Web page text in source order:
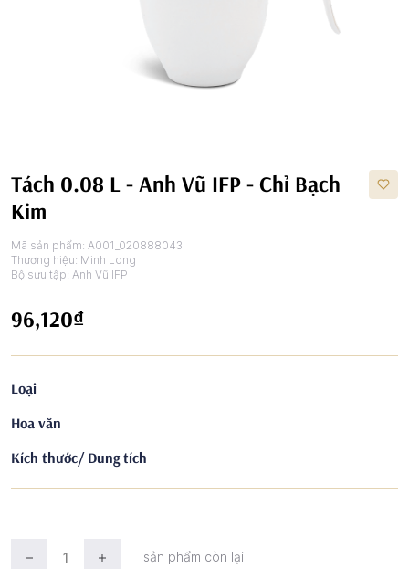
Tách 0.08 L - Anh Vũ IFP - Chỉ Bạch
Kim
Mã sản phẩm: A001_020888043
Thương hiệu: Minh Long
Bộ sưu tập: Anh Vũ IFP
96,120₫
Loại
Hoa văn
Kích thước/ Dung tích
sản phẩm còn lại